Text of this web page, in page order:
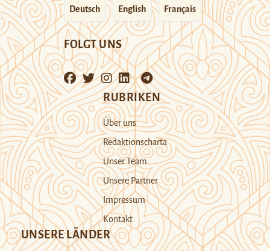
Deutsch English Français
FOLGT UNS
RUBRIKEN
Über uns
Redaktionscharta
Unser Team
Unsere Partner
Impressum
Kontakt
UNSERE LÄNDER